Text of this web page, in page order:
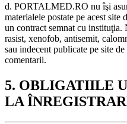
d. PORTALMED.RO nu îşi
materialele postate pe acest site
un contract semnat cu instituţia.
rasist, xenofob, antisemit,
sau indecent publicate pe site
comentarii.
5. OBLIGATIILE
LA